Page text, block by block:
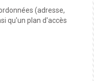
(adresse,
qu'un plan d'accès